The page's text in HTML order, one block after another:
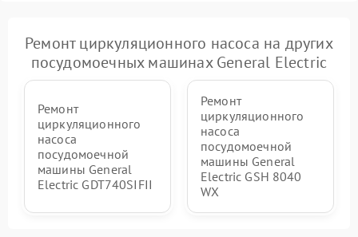
Ремонт циркуляционного насоса на других
посудомоечных машинах General Electric
Ремонт
циркуляционного
насоса
посудомоечной
машины General
Electric GDT740SIFII
Ремонт
циркуляционного
насоса
посудомоечной
машины General
Electric GSH 8040
WX